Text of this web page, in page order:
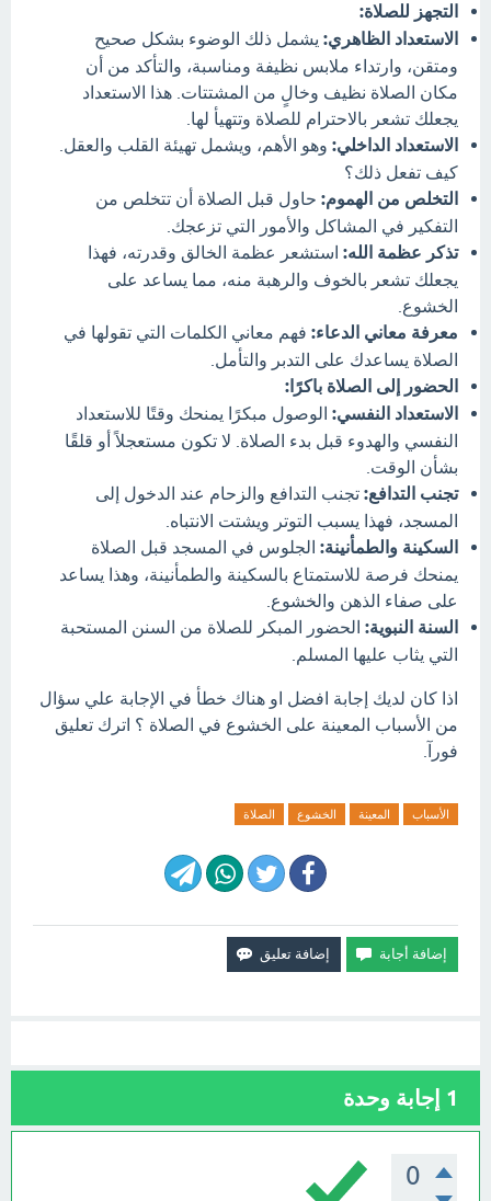
التجهز للصلاة:
الاستعداد الظاهري: يشمل ذلك الوضوء بشكل صحيح
ومتقن، وارتداء ملابس نظيفة ومناسبة، والتأكد من أن
مكان الصلاة نظيف وخالٍ من المشتتات. هذا الاستعداد
يجعلك تشعر بالاحترام للصلاة وتتهيأ لها.
الاستعداد الداخلي: وهو الأهم، ويشمل تهيئة القلب والعقل.
كيف تفعل ذلك؟
التخلص من الهموم: حاول قبل الصلاة أن تتخلص من
التفكير في المشاكل والأمور التي تزعجك.
تذكر عظمة الله: استشعر عظمة الخالق وقدرته، فهذا
يجعلك تشعر بالخوف والرهبة منه، مما يساعد على
الخشوع.
معرفة معاني الدعاء: فهم معاني الكلمات التي تقولها في
الصلاة يساعدك على التدبر والتأمل.
الحضور إلى الصلاة باكرًا:
الاستعداد النفسي: الوصول مبكرًا يمنحك وقتًا للاستعداد
النفسي والهدوء قبل بدء الصلاة. لا تكون مستعجلاً أو قلقًا
بشأن الوقت.
تجنب التدافع: تجنب التدافع والزحام عند الدخول إلى
المسجد، فهذا يسبب التوتر ويشتت الانتباه.
السكينة والطمأنينة: الجلوس في المسجد قبل الصلاة
يمنحك فرصة للاستمتاع بالسكينة والطمأنينة، وهذا يساعد
على صفاء الذهن والخشوع.
السنة النبوية: الحضور المبكر للصلاة من السنن المستحبة
التي يثاب عليها المسلم.
اذا كان لديك إجابة افضل او هناك خطأ في الإجابة علي سؤال
من الأسباب المعينة على الخشوع في الصلاة ؟ اترك تعليق
فورآ.
الأسباب المعينة الخشوع الصلاة
1 إجابة وحدة
0